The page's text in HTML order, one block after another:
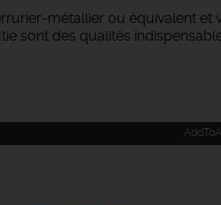
métallier ou équivalent
sont des qualités